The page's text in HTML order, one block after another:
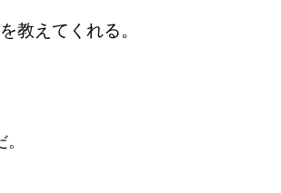
教えてくれる。